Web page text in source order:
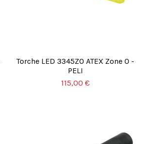
Torche LED 3345Z0 ATEX Zone 0 -
PELI
115,00 €